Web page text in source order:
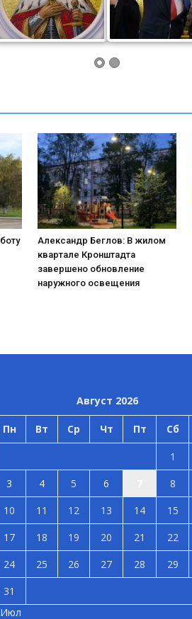
Александр Беглов: В жилом
квартале Кронштадта
завершено обновление
наружного освещения
Август 2026
Пн Вт Ср Чт Пт Сб
1
3
4 5 6 8
10
11 12 13 14 15
17
18 19 20 21 22
24
25 26 27 28 29
31